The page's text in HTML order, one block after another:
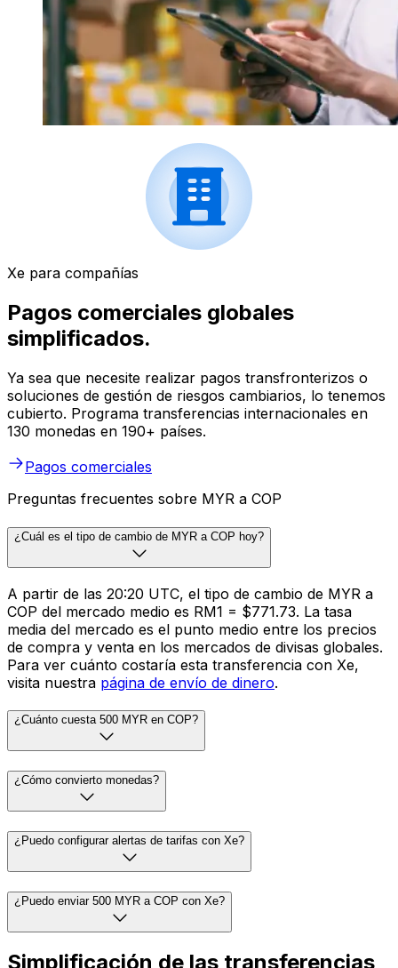
Xe para compañías
Pagos comerciales globales
simplificados.
Ya sea que necesite realizar pagos transfronterizos o
soluciones de gestión de riesgos cambiarios, lo tenemos
cubierto. Programa transferencias internacionales en
130 monedas en 190+ países.
Pagos comerciales
Preguntas frecuentes sobre MYR a COP
¿Cuál es el tipo de cambio de MYR a COP hoy?
A partir de las 20:20 UTC, el tipo de cambio de MYR a
COP del mercado medio es RM1 = $771.73. La tasa
media del mercado es el punto medio entre los precios
de compra y venta en los mercados de divisas globales.
Para ver cuánto costaría esta transferencia con Xe,
visita nuestra página de envío de dinero.
¿Cuánto cuesta 500 MYR en COP?
¿Cómo convierto monedas?
¿Puedo configurar alertas de tarifas con Xe?
¿Puedo enviar 500 MYR a COP con Xe?
Simplificación de las transferencias